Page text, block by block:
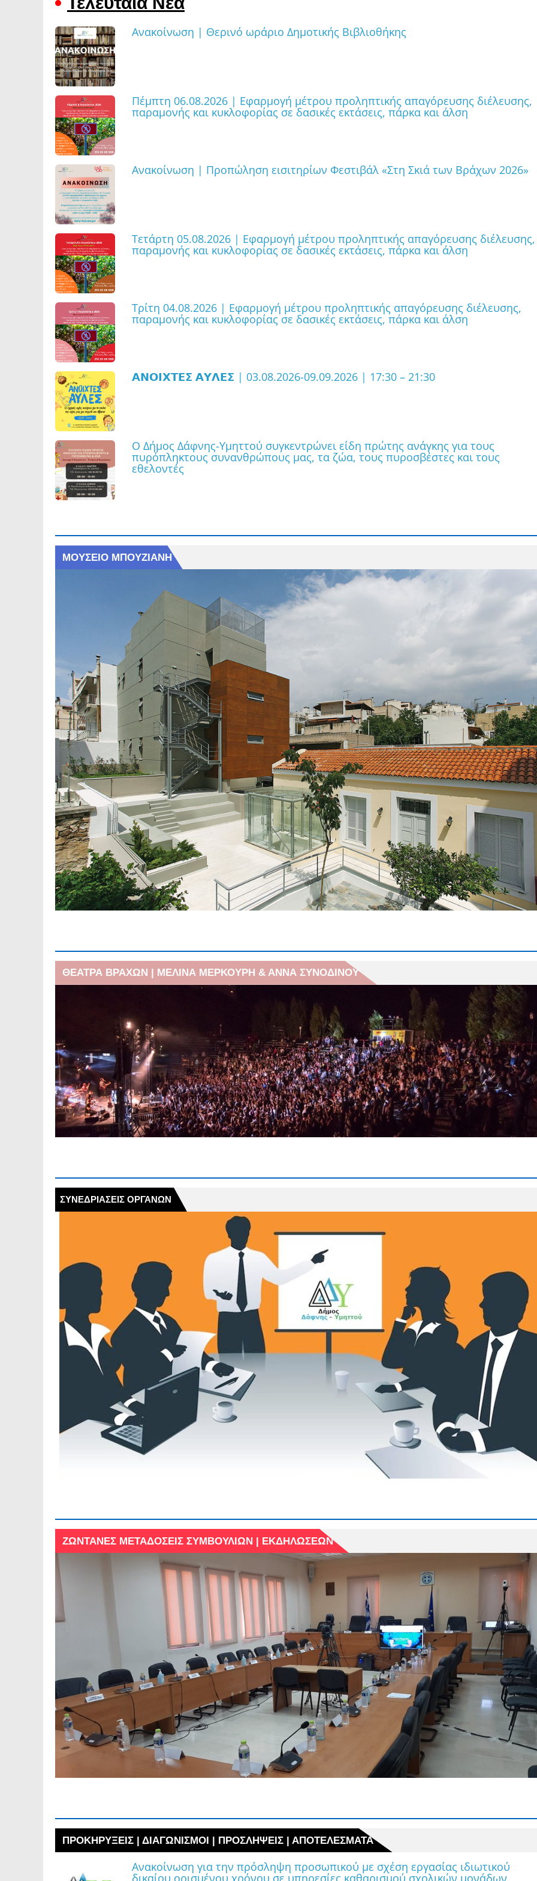
Ανακοίνωση | Θερινό ωράριο Δημοτικής Βιβλιοθήκης
εθελοντές
Δευτέρα 03.08.2026 | Εφαρμογή μέτρου προληπτικής απαγόρευσης διέλευσης,
παραμονής και κυκλοφορίας σε δασικές εκτάσεις, πάρκα και άλση
Ανακοίνωση | Εκτεταμένη βλάβη στον οδοφωτισμό στις οδούς Λάμπρου
Κατσώνη, Ναυάρχου Βότση, Πλούτωνος, Αριστοτέλους, καθώς και σε τμήμα
οδού Κυμοθόης
Κυριακή 02.08.2026 | Εφαρμογή μέτρου προληπτικής απαγόρευσης διέλευσης,
παραμονής και κυκλοφορίας σε δασικές εκτάσεις, πάρκα και άλση
Σάββατο 1 Αυγούστου 2026 | Εφαρμογή μέτρου απαγόρευσης διέλευσης,
παραμονής και κυκλοφορίας σε δασικές εκτάσεις, πάρκα και άλση
𝝜 𝝥𝝤𝝠𝝜 𝝡𝝖𝝨 𝝤𝝡𝝤𝝦𝝫𝝖𝝞𝝢𝝚𝝞 | Οι σχολικές αυλές ανακατασκευάζονται | 1ο
Δημοτικό Σχολείο Υμηττού
Παρασκευή 31.07.2026 | Εφαρμογή μέτρου προληπτικής απαγόρευσης
Το Φεστιβάλ στη σκιά των Βράχων της πόλης μας… που αγκαλιάζει κάθε
Ανακοίνωση για την πρόσληψη προσωπικού με σχέση εργασίας ιδιωτικού
δικαίου ορισμένου χρόνου σε υπηρεσίες καθαρισμού σχολικών μονάδων
Πέμπτη 30.07.2026 | Εφαρμογή μέτρου προληπτικής απαγόρευσης διέλευσης,
παραμονής και κυκλοφορίας σε δασικές εκτάσεις, πάρκα και άλση
𝝜 𝝥𝝤𝝠𝝜 𝝡𝝖𝝨 𝝤𝝡𝝤𝝦𝝫𝝖𝝞𝝢𝝚𝝞 | Οι σχολικές αυλές ανακατασκευάζονται | 1ο
Δημοτικό Σχολείο Δάφνης
27η Τακτική Συνεδρίαση της Δημοτικής Επιτροπής του Δήμου Δάφνης-Υμηττού
τη Παρασκευή 31.07.2026 και ώρα 10:30 π.μ.
Ανακοίνωση | 27.07.2026 & 28.07.2026 | Προσωρινή Τροποποίηση της
διαδρομής της λεωφορειακής γραμμής 856 λόγω έργων στην οδό Ηπείρου
ΜΟΥΣΕΙΟ ΜΠΟΥΖΙΑΝΗ
ΜΟΥΣΕΙΟ ΜΠΟΥΖΙΑΝΗ
ΘΕΑΤΡΑ ΒΡΑΧΩΝ | ΜΕΛΙΝΑ ΜΕΡΚΟΥΡΗ & ΑΝΝΑ ΣΥΝΟΔΙΝΟΥ
ΣΥΝΕΔΡΙΑΣΕΙΣ ΟΡΓΑΝΩΝ
ΖΩΝΤΑΝΕΣ ΜΕΤΑΔΟΣΕΙΣ ΣΥΜΒΟΥΛΙΩΝ | ΕΚΔΗΛΩΣΕΩΝ
ΠΡΟΚΗΡΥΞΕΙΣ | ΔΙΑΓΩΝΙΣΜΟΙ | ΠΡΟΣΛΗΨΕΙΣ | ΑΠΟΤΕΛΕΣΜΑΤΑ
Ανακοίνωση για την πρόσληψη προσωπικού με σχέση εργασίας ιδιωτικού
δικαίου ορισμένου χρόνου σε υπηρεσίες καθαρισμού σχολικών μονάδων